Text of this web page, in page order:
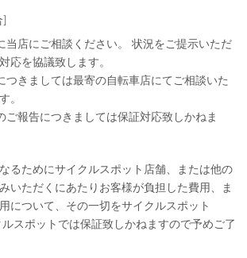
]
当店にご相談ください。 状況をご提示いただ
応を協議致します。
つきましては最寄の自転車店にてご相談いた
。
ご報告につきましては保証対応致しかねま
るためにサイクルスポット店舗、または他の
いただくにあたりお客様が負担した費用、ま
について、その一切をサイクルスポット
スポットでは保証致しかねますので予めご了